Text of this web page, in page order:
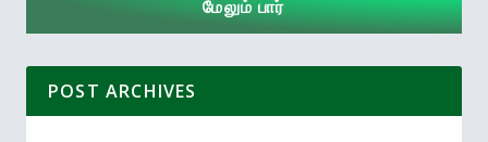
மேலும் பார்
POST ARCHIVES